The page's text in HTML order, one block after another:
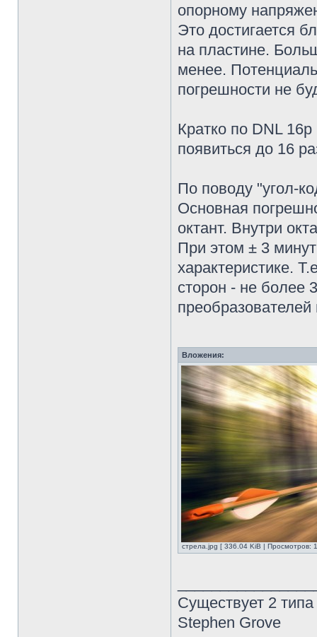
опорному
Это достигается
на пластине.
менее.
погрешности не
Кратко по DNL
появиться до 16
По поводу "угол-
Основная
октант. Внутри
При этом ± 3
характеристике.
сторон - не более
Вложения:
стрела.jpg [ 336.04 KiB | Просмотров:
Существует 2
Stephen Grove